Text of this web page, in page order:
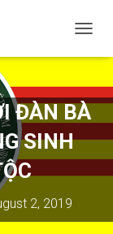
O
G
L
E
I
T
ĐÀN BÀ
SINH
2, 2019